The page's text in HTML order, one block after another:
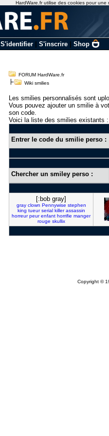
S'identifier| S'inscrire| Shop
FORUM HardWare.fr
Wiki smilies
Les smilies personnalisés sont
Vous pouvez ajouter un smilie à
son code.
Voici la liste des smilies existants :
Entrer le code du smilie perso :
Chercher un smiley perso :
[:bob gray]
gray clown Pennywise stephen
king tueur serial killer assassin
horreur peur enfant horrifie manger
rouge skullix
Copyright ©
HardWare.fr utilise des cookies pour